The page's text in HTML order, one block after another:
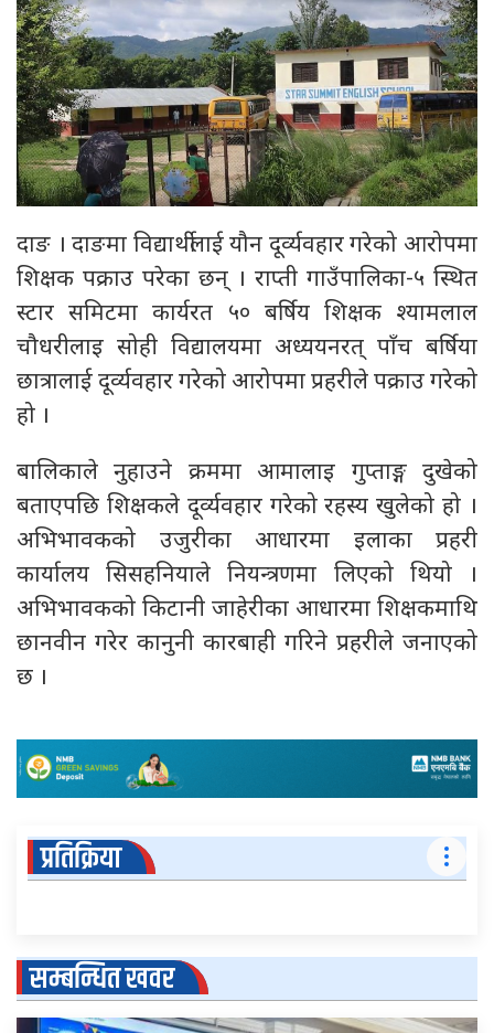
दाङ । दाङमा विद्यार्थीलाई यौन दूर्व्यवहार गरेको आरोपमा
शिक्षक पक्राउ परेका छन् । राप्ती गाउँपालिका-५ स्थित
स्टार समिटमा कार्यरत ५० बर्षिय शिक्षक श्यामलाल
चौधरीलाइ सोही विद्यालयमा अध्ययनरत् पाँच बर्षिया
छात्रालाई दूर्व्यवहार गरेको आरोपमा प्रहरीले पक्राउ गरेको
हो ।
बालिकाले नुहाउने क्रममा आमालाइ गुप्ताङ्ग दुखेको
बताएपछि शिक्षकले दूर्व्यवहार गरेको रहस्य खुलेको हो ।
अभिभावकको उजुरीका आधारमा इलाका प्रहरी
कार्यालय सिसहनियाले नियन्त्रणमा लिएको थियो ।
अभिभावकको किटानी जाहेरीका आधारमा शिक्षकमाथि
छानवीन गरेर कानुनी कारबाही गरिने प्रहरीले जनाएको
छ ।
प्रतिक्रिया
सम्बन्धित खवर